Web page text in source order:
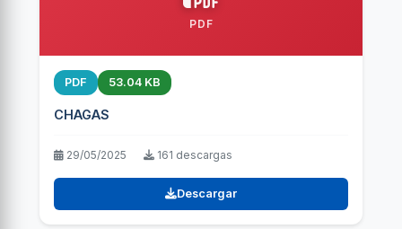
PDF
PDF 53.04 KB
CHAGAS
29/05/2025 161 descargas
Descargar